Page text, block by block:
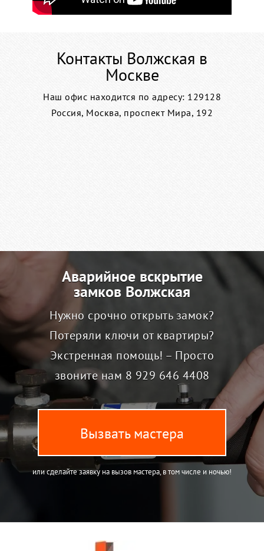
Контакты Волжская в
Москве
Наш офис находится по адресу: 129128
Россия, Москва, проспект Мира, 192
Аварийное вскрытие
замков Волжская
Нужно срочно открыть замок?
Потеряли ключи от квартиры?
Экстренная помощь! – Просто
звоните нам 8 929 646 4408
Вызвать мастера
или сделайте заявку на вызов мастера, в том числе и ночью!